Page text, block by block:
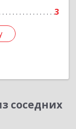
3
соседних